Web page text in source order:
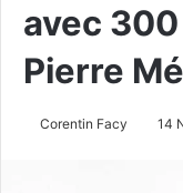
avec
Pierre
Corentin Facy 14